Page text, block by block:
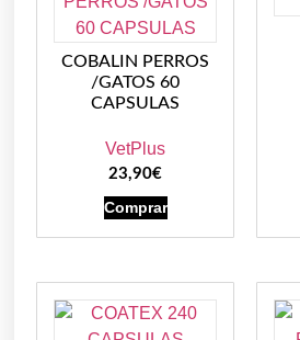
COBALIN PERROS
/GATOS 60
CAPSULAS
VetPlus
23,90€
Comprar